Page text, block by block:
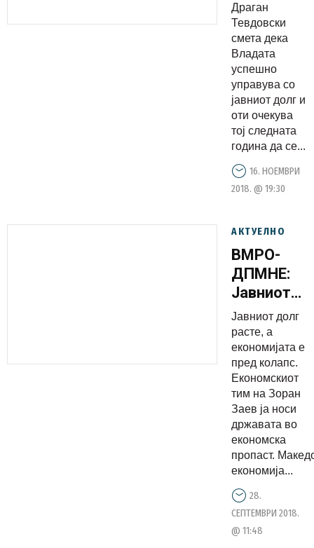
најави
ново
на долгот
од 600
милиони
евра
Драган
Тевдовски
смета дека
Владата
успешно
управува со
јавниот долг и
оти очекува
тој следната
година да се...
16. НОЕМВРИ
2018. @ 19:30
АКТУЕЛНО
ВМРО-
ДПМНЕ:
Јавниот
долг
вртоглаво
расте,
граѓаните
не
живеат
подобро,
а
единствен
виновник
за тоа е
СДСМ и
Заев
Јавниот долг
расте, a
економијата е
пред колапс.
Економскиот
тим на Зоран
Заев ја носи
државата во
економска
пропаст.
економија...
28.
СЕПТЕМВРИ 2018.
@ 11:48